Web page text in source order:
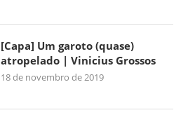
[Capa] Um garoto (quase)
atropelado | Vinicius Grossos
18 de novembro de 2019